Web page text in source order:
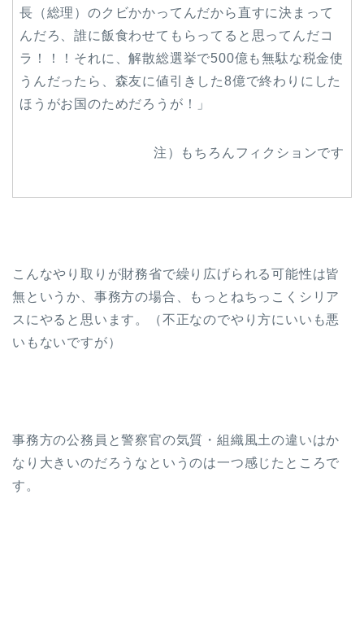
長（総理）のクビかかってんだから直すに決まって
んだろ、誰に飯食わせてもらってると思ってんだコ
ラ！！！それに、解散総選挙で500億も無駄な税金使
うんだったら、森友に値引きした8億で終わりにした
ほうがお国のためだろうが！」
注）もちろんフィクションです
こんなやり取りが財務省で繰り広げられる可能性は皆
無というか、事務方の場合、もっとねちっこくシリア
スにやると思います。（不正なのでやり方にいいも悪
いもないですが）
事務方の公務員と警察官の気質・組織風土の違いはか
なり大きいのだろうなというのは一つ感じたところで
す。